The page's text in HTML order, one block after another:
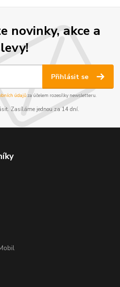
novinky, akce a
Přihlásit se
údajůza účelem rozesílky newsletteru.
Zasíláme jednou za 14 dní.